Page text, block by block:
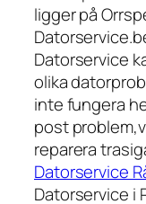
ligger på
Datorservice
olika
inte fungera
post
reparera
Datorservice
Datorservice i